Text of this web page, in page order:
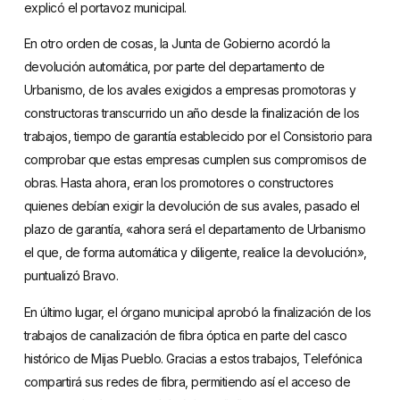
explicó el portavoz municipal.
En otro orden de cosas, la Junta de Gobierno acordó la
devolución automática, por parte del departamento de
Urbanismo, de los avales exigidos a empresas promotoras y
constructoras transcurrido un año desde la finalización de los
trabajos, tiempo de garantía establecido por el Consistorio para
comprobar que estas empresas cumplen sus compromisos de
obras. Hasta ahora, eran los promotores o constructores
quienes debían exigir la devolución de sus avales, pasado el
plazo de garantía, «ahora será el departamento de Urbanismo
el que, de forma automática y diligente, realice la devolución»,
puntualizó Bravo.
En último lugar, el órgano municipal aprobó la finalización de los
trabajos de canalización de fibra óptica en parte del casco
histórico de Mijas Pueblo. Gracias a estos trabajos, Telefónica
compartirá sus redes de fibra, permitiendo así el acceso de